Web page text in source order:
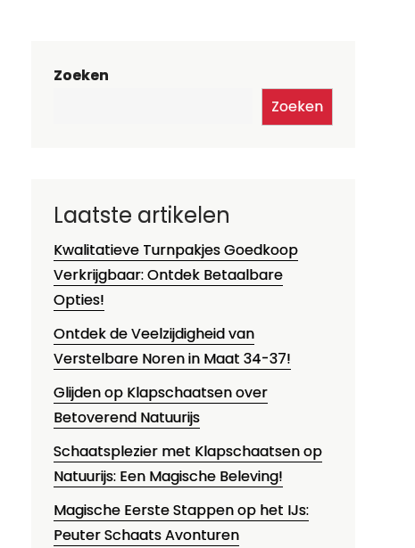
Zoeken
Zoeken
Laatste artikelen
Kwalitatieve Turnpakjes Goedkoop
Verkrijgbaar: Ontdek Betaalbare
Opties!
Ontdek de Veelzijdigheid van
Verstelbare Noren in Maat 34-37!
Glijden op Klapschaatsen over
Betoverend Natuurijs
Schaatsplezier met Klapschaatsen op
Natuurijs: Een Magische Beleving!
Magische Eerste Stappen op het IJs:
Peuter Schaats Avonturen